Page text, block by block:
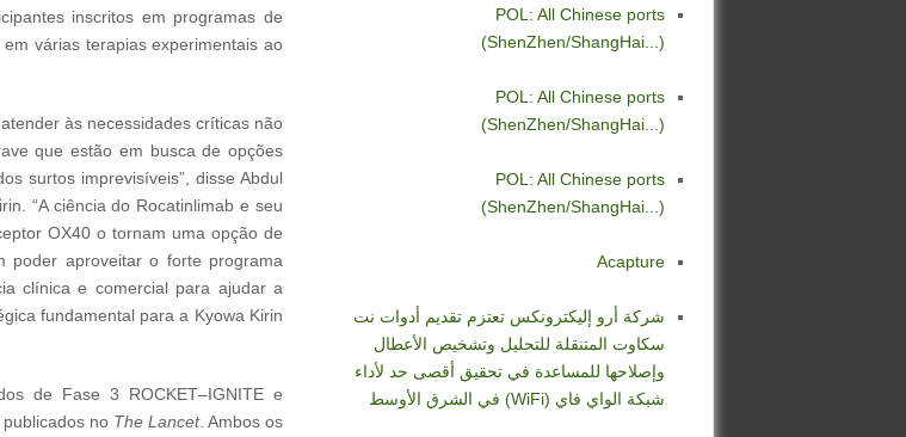
inscritos em programas de
várias terapias experimentais ao
às necessidades críticas não
que estão em busca de opções
surtos imprevisíveis”, disse Abdul
“A ciência do Rocatinlimab e seu
OX40 o tornam uma opção de
poder aproveitar o forte programa
clínica e comercial para ajudar a
fundamental para a Kyowa Kirin
de Fase 3 ROCKET–IGNITE e
no The Lancet. Ambos os
POL: All Chinese ports
(ShenZhen/ShangHai...)
POL: All Chinese ports
(ShenZhen/ShangHai...)
POL: All Chinese ports
(ShenZhen/ShangHai...)
Acapture
شركة أرو إليكترونكس تعتزم تقديم أدوات نت
سكاوت المتنقلة للتحليل وتشخيص الأعطال
وإصلاحها للمساعدة في تحقيق أقصى حد لأداء
شبكة الواي فاي (WiFi) في الشرق الأوسط